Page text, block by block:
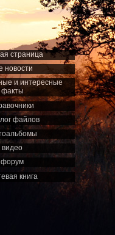
страница
новости
и интересные
факты
файлов
видео
форум
книга